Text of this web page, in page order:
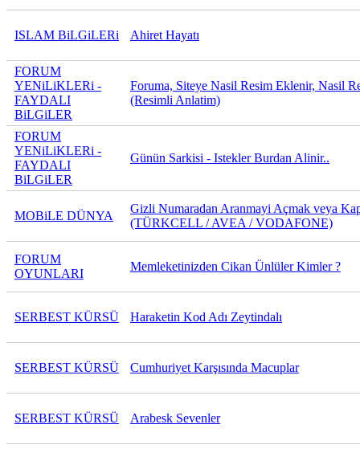
ISLAM BiLGiLERi Ahiret Hayatı
FORUM
YENiLiKLERi -
FAYDALI
BiLGiLER
Foruma, Siteye Nasil Resim Eklenir, Nasil
(Resimli Anlatim)
FORUM
YENiLiKLERi -
FAYDALI
BiLGiLER
Günün Sarkisi - Istekler Burdan Alinir..
MOBiLE DÜNYA
Gizli Numaradan Aranmayi Açmak veya
(TÜRKCELL / AVEA / VODAFONE)
FORUM
OYUNLARI
Memleketinizden Cikan Ünlüler Kimler ?
SERBEST KÜRSÜ Haraketin Kod Adı Zeytindalı
SERBEST KÜRSÜ Cumhuriyet Karşısında Macuplar
SERBEST KÜRSÜ Arabesk Sevenler